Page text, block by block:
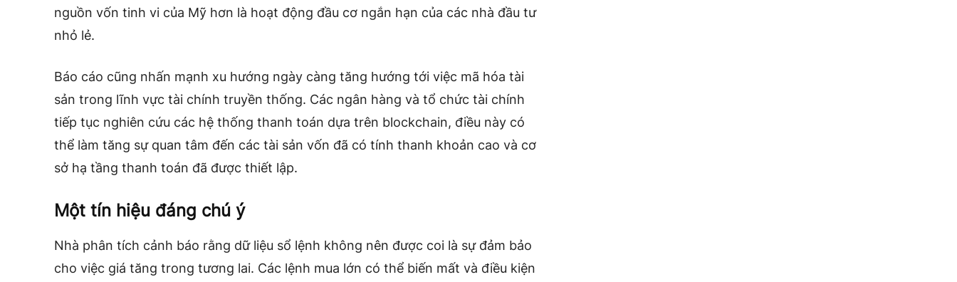
nguồn vốn tinh vi của Mỹ hơn là hoạt động đầu cơ ngắn hạn của các nhà đầu tư
nhỏ lẻ.
Báo cáo cũng nhấn mạnh xu hướng ngày càng tăng hướng tới việc mã hóa tài
sản trong lĩnh vực tài chính truyền thống. Các ngân hàng và tổ chức tài chính
tiếp tục nghiên cứu các hệ thống thanh toán dựa trên blockchain, điều này có
thể làm tăng sự quan tâm đến các tài sản vốn đã có tính thanh khoản cao và cơ
sở hạ tầng thanh toán đã được thiết lập.
Một tín hiệu đáng chú ý
Nhà phân tích cảnh báo rằng dữ liệu sổ lệnh không nên được coi là sự đảm bảo
cho việc giá tăng trong tương lai. Các lệnh mua lớn có thể biến mất và điều kiện